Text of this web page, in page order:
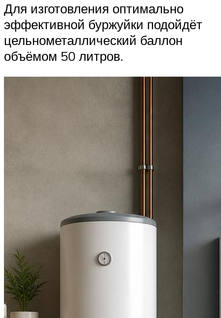
Для изготовления оптимально
эффективной буржуйки подойдёт
цельнометаллический баллон
объёмом 50 литров.